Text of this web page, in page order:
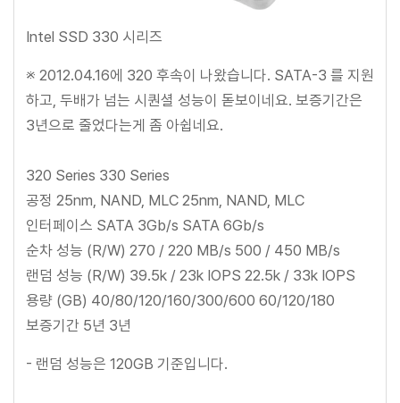
Intel SSD 330 시리즈
※ 2012.04.16에 320 후속이 나왔습니다. SATA-3 를 지원
하고, 두배가 넘는 시퀀셜 성능이 돋보이네요. 보증기간은
3년으로 줄었다는게 좀 아쉽네요.
320 Series 330 Series
공정 25nm, NAND, MLC 25nm, NAND, MLC
인터페이스 SATA 3Gb/s SATA 6Gb/s
순차 성능 (R/W) 270 / 220 MB/s 500 / 450 MB/s
랜덤 성능 (R/W) 39.5k / 23k IOPS 22.5k / 33k IOPS
용량 (GB) 40/80/120/160/300/600 60/120/180
보증기간 5년 3년
- 랜덤 성능은 120GB 기준입니다.